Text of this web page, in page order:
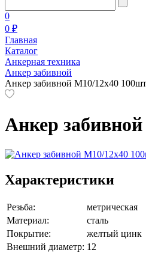
0
0 ₽
Главная
Каталог
Анкерная техника
Анкер забивной
Анкер забивной М10/12х40
Анкер
Характеристики
Резьба:
метрическая
Материал:
сталь
Покрытие:
желтый цинк
Внешний диаметр: 12